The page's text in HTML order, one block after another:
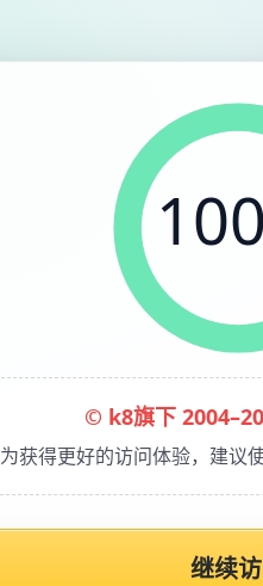
© k8旗下
为获得更好的访问体验，建议
继续